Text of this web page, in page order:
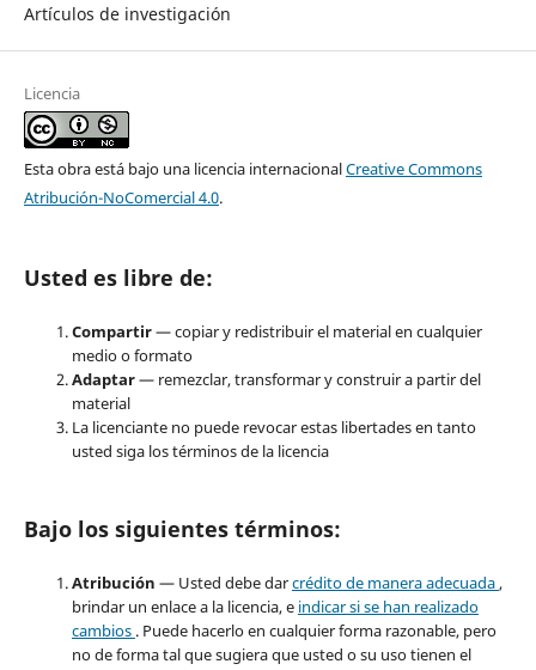
Artículos de investigación
Licencia
Esta obra está bajo una licencia internacionalCreative Commons
Atribución-NoComercial 4.0.
Usted es libre de:
Compartir— copiar y redistribuir el material en cualquier
medio o formato
Adaptar— remezclar, transformar y construir a partir del
material
La licenciante no puede revocar estas libertades en tanto
usted siga los términos de la licencia
Bajo los siguientes términos:
Atribución — Usted debe darcrédito de manera adecuada,
brindar un enlace a la licencia, e indicar si se han realizado
cambios . Puede hacerlo en cualquier forma razonable, pero
no de forma tal que sugiera que usted o su uso tienen el